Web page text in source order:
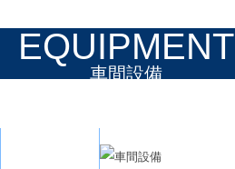
EQUIPMENT
車間設備